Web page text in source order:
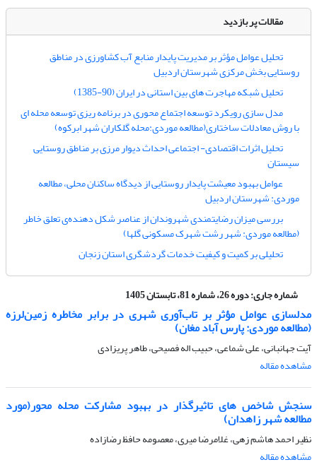
مقالات پر بازدید
تحلیل عوامل مؤثر بر مدیریت پایدار منابع آب کشاورزی در مناطق
روستایی بخش مرکزی شهرستان اردبیل
تحلیل شبکه مهاجرت های بین استانی در ایران (90-1385)
مدل سازی رویکرد توسعه اجتماع محوری در برنامه ریزی توسعه محله ای
با روش معادلات ساختاری(مطالعه موردی:محله گلکاران شهر ابرکوه)
تحلیل اثرات اقتصادی- اجتماعی احداث دیوار مرزی بر مناطق روستایی
سیستان
عوامل بهبود معیشت پایدار روستایی از دیدگاه ساکنان محلی، مطالعه
موردی: شهرستان اردبیل
بررسی میزان رضایتمندی شهروندان از عناصر شکل دهنده‌ی تعلق خاطر
(مطالعه موردی: شهر رشت شهرک مسکونی گلها)
تحلیلی بر کمیت و کیفیت خدمات گردشگری استان زنجان
شماره جاری:دوره 26، شماره 81، تابستان 1405
مدلسازی عوامل مؤثر بر تاب‌آوری شهری در برابر مخاطره زمین‌لرزه
(مطالعه موردی: پارس آباد مغان)
آیت جهانبانی، علی شماعی، حبیب اله فصیحی، طاهر پریزادی
مشاهده مقاله
سنجش شاخص های تاثیرگذار در بهبود مشارکت محله محور(مورد
مطالعه شهر زاهدان)
نظیر احمد هاشم زهی، غلامرضا میری، معصومه حافظ رضازاده
مشاهده مقاله